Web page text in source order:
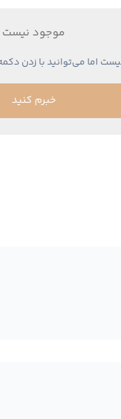
موجود نیست
اما می‌توانید با زدن
خبرم کنید